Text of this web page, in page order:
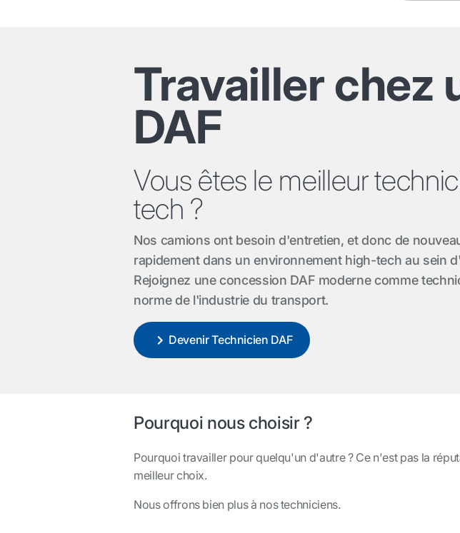
Travailler chez
DAF
Vous êtes le meilleur
tech ?
Nos camions ont besoin d'entretien, et donc de
rapidement dans un environnement high-tech au sein
Rejoignez une concession DAF moderne comme
norme de l'industrie du transport.
Devenir Technicien DAF
Pourquoi nous choisir ?
Pourquoi travailler pour quelqu'un d'autre ? Ce n'est pas la
meilleur choix.
Nous offrons bien plus à nos techniciens.